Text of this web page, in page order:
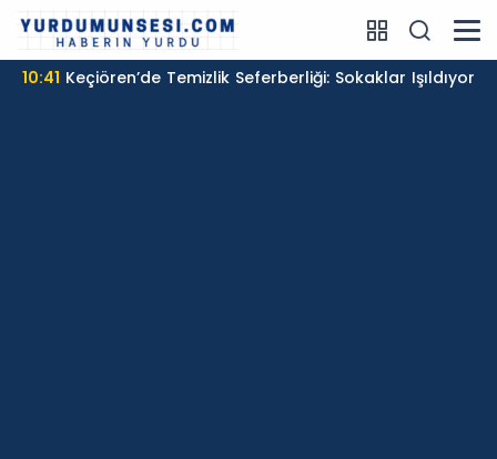
10:41 Keçiören’de Temizlik Seferberliği: Sokaklar Işıldıyor